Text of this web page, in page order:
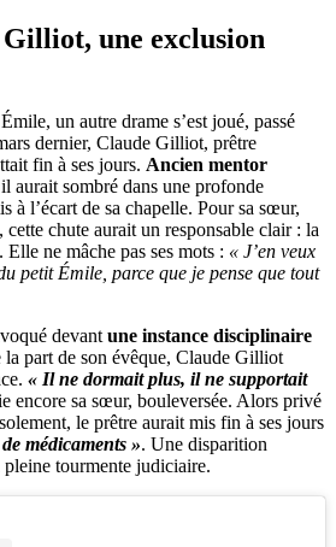
une exclusion
un autre drame s’est joué, passé
dernier, Claude Gilliot, prêtre
fin à ses jours. Ancien mentor
aurait sombré dans une profonde
à l’écart de sa chapelle. Pour sa sœur,
chute aurait un responsable clair : la
ne mâche pas ses mots : « J’en veux
petit Émile, parce que je pense que tout
devantune instance disciplinaire
part de son évêque, Claude Gilliot
« Il ne dormait plus, il ne supportait
encore sa sœur, bouleversée. Alors privé
le prêtre aurait mis fin à ses jours
médicaments ». Une disparition
tourmente judiciaire.